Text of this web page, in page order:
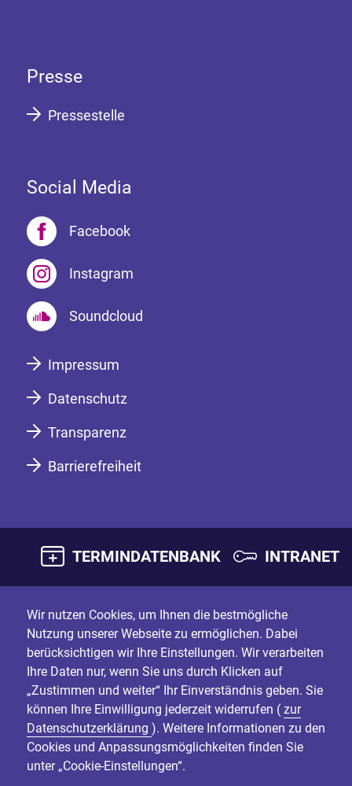
Presse
Pressestelle
Social Media
Facebook
Instagram
Soundcloud
Impressum
Datenschutz
Transparenz
Barrierefreiheit
TERMINDATENBANK INTRANET
Wir nutzen Cookies, um Ihnen die bestmögliche
Nutzung unserer Webseite zu ermöglichen. Dabei
berücksichtigen wir Ihre Einstellungen. Wir verarbeiten
Ihre Daten nur, wenn Sie uns durch Klicken auf
„Zustimmen und weiter“ Ihr Einverständnis geben. Sie
können Ihre Einwilligung jederzeit widerrufen ( zur
Datenschutzerklärung ). Weitere Informationen zu den
Cookies und Anpassungsmöglichkeiten finden Sie
unter „Cookie-Einstellungen“.